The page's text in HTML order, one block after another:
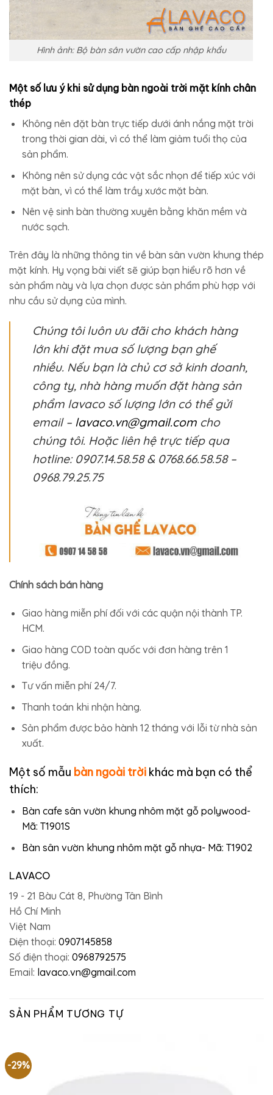
Hình ảnh: Bộ bàn sân vườn cao cấp nhập khẩu
Một số lưu ý khi sử dụng bàn ngoài trời mặt kính chân
thép
Không nên đặt bàn trực tiếp dưới ánh nắng mặt trời
trong thời gian dài, vì có thể làm giảm tuổi thọ của
sản phẩm.
Không nên sử dụng các vật sắc nhọn để tiếp xúc với
mặt bàn, vì có thể làm trầy xước mặt bàn.
Nên vệ sinh bàn thường xuyên bằng khăn mềm và
nước sạch.
Trên đây là những thông tin về bàn sân vườn khung thép
mặt kính. Hy vọng bài viết sẽ giúp bạn hiểu rõ hơn về
sản phẩm này và lựa chọn được sản phẩm phù hợp với
nhu cầu sử dụng của mình.
Chúng tôi luôn ưu đãi cho khách hàng
lớn khi đặt mua số lượng bạn ghế
nhiều. Nếu bạn là chủ cơ sở kinh doanh,
công ty, nhà hàng muốn đặt hàng sản
phẩm lavaco số lượng lớn có thể gửi
email – lavaco.vn@gmail.com cho
chúng tôi. Hoặc liên hệ trực tiếp qua
hotline: 0907.14.58.58 & 0768.66.58.58 –
0968.79.25.75
Chính sách bán hàng
Giao hàng miễn phí đối với các quận nội thành TP.
HCM.
Giao hàng COD toàn quốc với đơn hàng trên 1
triệu đồng.
Tư vấn miễn phí 24/7.
Thanh toán khi nhận hàng.
Sản phẩm được bảo hành 12 tháng với lỗi từ nhà sản
xuất.
Một số mẫu bàn ngoài trời khác mà bạn có thể
thích:
Bàn cafe sân vườn khung nhôm mặt gỗ polywood-
Mã: T1901S
Bàn sân vườn khung nhôm mặt gỗ nhựa- Mã: T1902
LAVACO
19 - 21 Bàu Cát 8, Phường Tân Bình
Hồ Chí Minh
Việt Nam
Điện thoại: 0907145858
Số điện thoại: 0968792575
Email: lavaco.vn@gmail.com
SẢN PHẨM TƯƠNG TỰ
-29%